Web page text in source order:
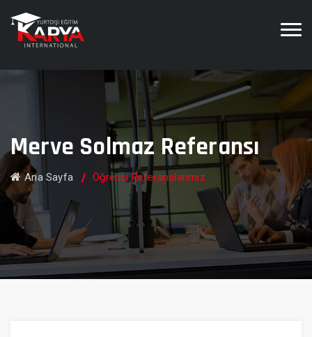
Merve Solmaz Referansı
Ana Sayfa Öğrenci Referanslarımız